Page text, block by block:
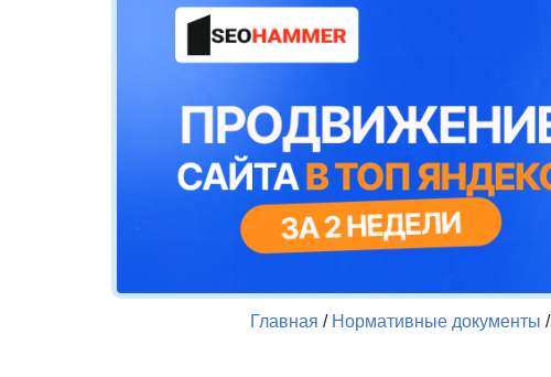
Главная / Нормативные документы /